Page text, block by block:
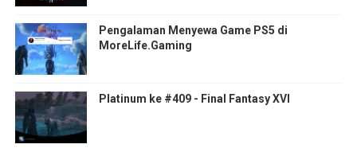
Pengalaman Menyewa Game PS5 di
MoreLife.Gaming
Platinum ke #409 - Final Fantasy XVI